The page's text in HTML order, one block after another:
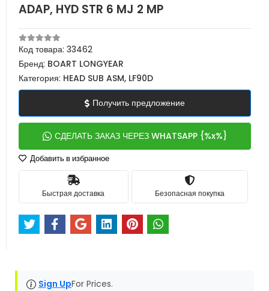
ADAP, HYD STR 6 MJ 2 MP
Код товара: 33462
Бренд: BOART LONGYEAR
Категория: HEAD SUB ASM, LF90D
Получить предложение
СДЕЛАТЬ ЗАКАЗ ЧЕРЕЗ WHATSAPP {%x%}
Добавить в избранное
Быстрая доставка Безопасная покупка
Sign UpFor Prices.